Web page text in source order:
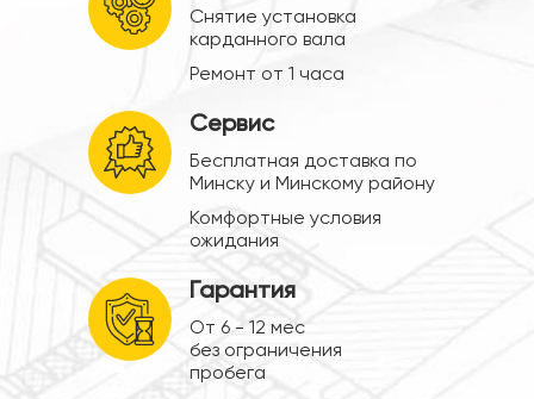
Снятие установка
карданного вала
Ремонт от 1 часа
Сервис
Бесплатная доставка по
Минску и Минскому району
Комфортные условия
ожидания
Гарантия
От 6 - 12 мес
без ограничения
пробега